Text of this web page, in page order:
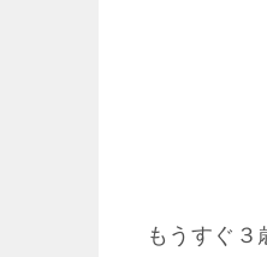
もうすぐ